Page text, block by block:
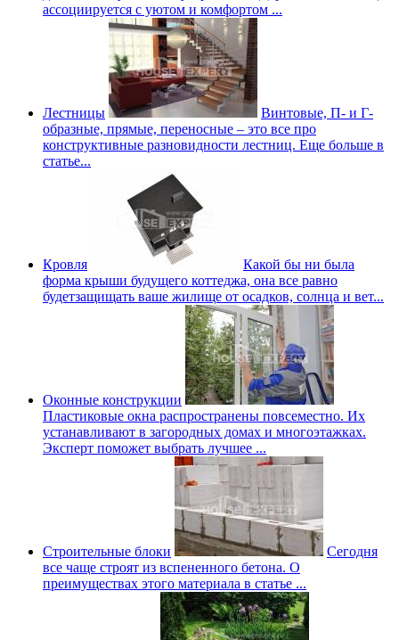
ассоциируется с уютом и комфортом ...
Лестницы
Винтовые, П- и Г-
образные, прямые, переносные – это все про
конструктивные разновидности лестниц. Еще больше в
статье...
Кровля
Какой бы ни была
форма крыши будущего коттеджа, она все равно
будетзащищать ваше жилище от осадков, солнца и вет...
Оконные конструкции
Пластиковые окна распространены повсеместно. Их
устанавливают в загородных домах и многоэтажках.
Эксперт поможет выбрать лучшее ...
Строительные блоки
Сегодня
все чаще строят из вспененного бетона. О
преимуществах этого материала в статье ...